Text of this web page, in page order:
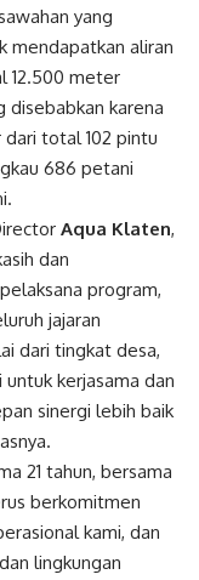
yang
mendapatkan aliran
12.500 meter
disebabkan karena
total 102 pintu
686 petani
Aqua Klaten,
dan
program,
jajaran
dari tingkat desa,
untuk kerjasama dan
sinergi lebih baik
21 tahun, bersama
berkomitmen
kami, dan
lingkungan